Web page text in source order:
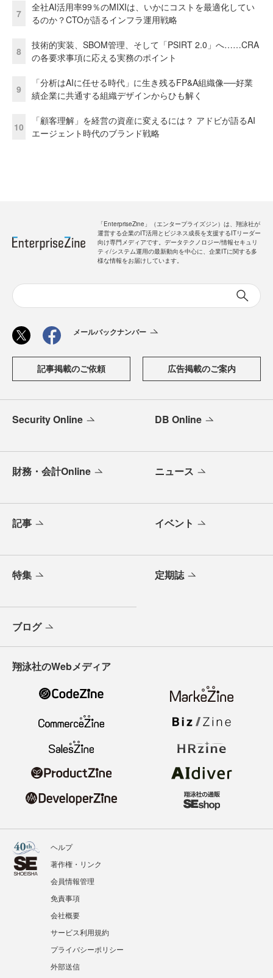
7
全社AI活用率99％のMIXIは、いかにコストを最適化してい
るのか？CTOが語るインフラ運用戦略
8
技術的実装、SBOM管理、そして「PSIRT 2.0」へ……CRA
の各要求事項に応える実務のポイント
9
「分析はAIに任せる時代」に生き残るFP&A組織像──好業
績企業に共通する組織デザインからひも解く
10
「顧客理解」を経営の資産に変えるには？ アドビが語るAI
エージェント時代のブランド戦略
「EnterpriseZine」（エンタープライズジン）は、翔泳社が
運営する企業のIT活用とビジネス成長を支援するITリーダー
向け専門メディアです。データテクノロジー/情報セキュリ
ティ/システム運用の最新動向を中心に、企業ITに関する多
様な情報をお届けしています。
メールバックナンバー
記事掲載のご依頼 広告掲載のご案内
Security Online DB Online
財務・会計Online ニュース
記事 イベント
特集 定期誌
ブログ
翔泳社のWebメディア
ヘルプ
著作権・リンク
会員情報管理
免責事項
会社概要
サービス利用規約
プライバシーポリシー
外部送信